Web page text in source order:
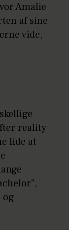
Amalie
af sine
vide,
reality
lide at
og